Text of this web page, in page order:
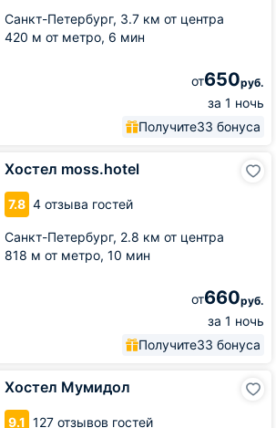
Санкт-Петербург, 3.7 км от центра
420 м от метро, 6 мин
от650руб.
за 1 ночь
Получите33 бонуса
Хостел moss.hotel
7.8 4 отзыва гостей
Санкт-Петербург, 2.8 км от центра
818 м от метро, 10 мин
от660руб.
за 1 ночь
Получите33 бонуса
Хостел Мумидол
9.1 127 отзывов гостей